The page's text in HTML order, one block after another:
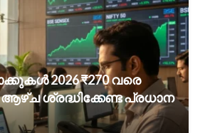
2026 ₹270 വരെ
ശ്രദ്ധിക്കേണ്ട പ്രധാന